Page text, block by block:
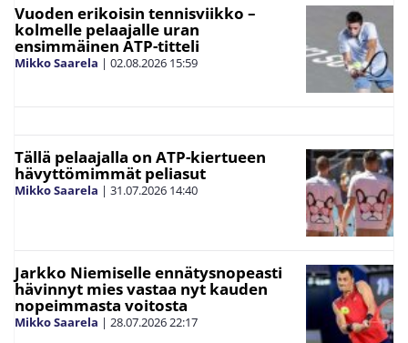
Vuoden erikoisin tennisviikko –
kolmelle pelaajalle uran
ensimmäinen ATP-titteli
Mikko Saarela | 02.08.2026 15:59
Tällä pelaajalla on ATP-kiertueen
hävyttömimmät peliasut
Mikko Saarela | 31.07.2026 14:40
Jarkko Niemiselle ennätysnopeasti
hävinnyt mies vastaa nyt kauden
nopeimmasta voitosta
Mikko Saarela | 28.07.2026 22:17